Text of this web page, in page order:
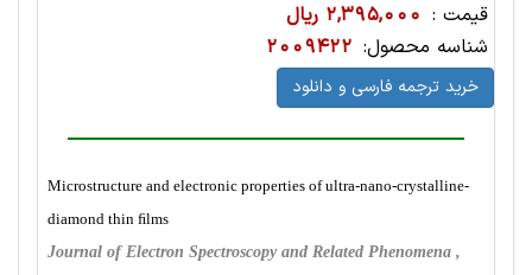
قیمت : 2,395,000 ریال
شناسه محصول: 2009422
خرید ترجمه فارسی و دانلود
Microstructure and electronic properties of ultra-nano-crystalline-
diamond thin ﬁlms
Journal of Electron Spectroscopy and Related Phenomena ,